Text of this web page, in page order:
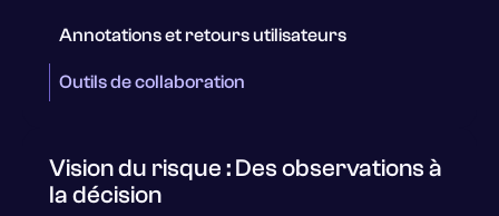
Annotations et retours utilisateurs
Outils de collaboration
Vision du risque : Des observations à
la décision